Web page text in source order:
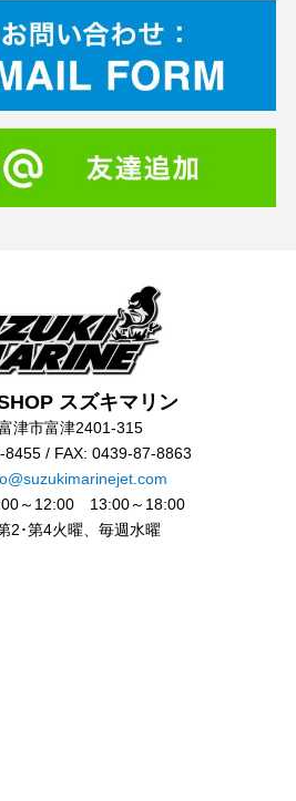
スズキマリン
津市富津2401-315
/ FAX: 0439-87-8863
～12:00 13:00～18:00
2･第4火曜、毎週水曜